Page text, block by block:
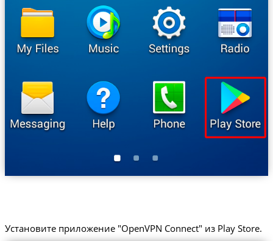
Установите приложение "OpenVPN Connect" из Play Store.